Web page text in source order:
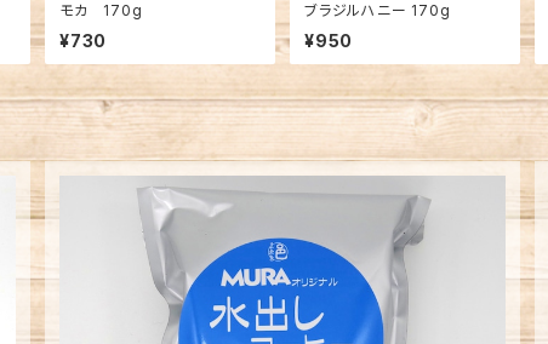
モカ 170g
¥730
ブラジルハニー 170g
¥950